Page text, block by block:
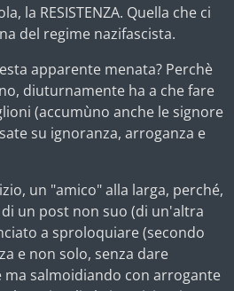
la RESISTENZA. Quella che ci
del regime nazifascista.
apparente menata? Perchè
diuturnamente ha a che fare
(accumùno anche le signore
su ignoranza, arroganza e
un "amico" alla larga, perché,
un post non suo (di un'altra
a sproloquiare (secondo
e non solo, senza dare
ma salmoidiando con arrogante